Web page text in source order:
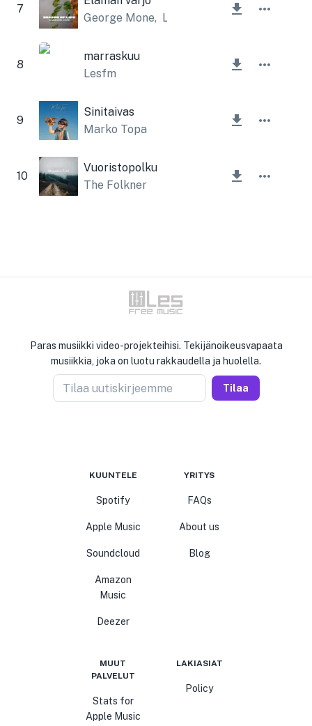
7
George Mone, Lesfm
8
marraskuu
Lesfm
9
Sinitaivas
Marko Topa
10
Vuoristopolku
The Folkner
Paras musiikki video-projekteihisi. Tekijänoikeusvapaata
musiikkia, joka on luotu rakkaudella ja huolella.
Tilaa uutiskirjeemme Tilaa
KUUNTELE
Spotify
Apple Music
Soundcloud
Amazon
Music
Deezer
YRITYS
FAQs
About us
Blog
MUUT
PALVELUT
Stats for
Apple Music
LAKIASIAT
Policy